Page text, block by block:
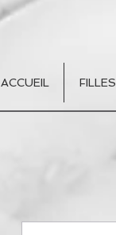
ACCUEIL FILLES